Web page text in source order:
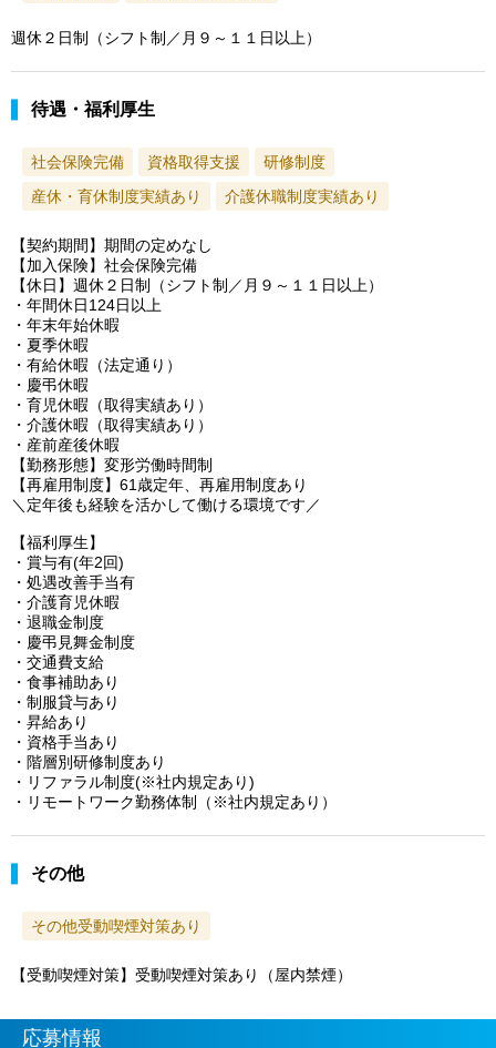
週休２日制（シフト制／月９～１１日以上）
待遇・福利厚生
社会保険完備 資格取得支援
研修制度
産休・育休制度実績あり
介護休職制度実績あり
【契約期間】期間の定めなし
【加入保険】社会保険完備
【休日】週休２日制（シフト制／月９～１１日以上）
・年間休日124日以上
・年末年始休暇
・夏季休暇
・有給休暇（法定通り）
・慶弔休暇
・育児休暇（取得実績あり）
・介護休暇（取得実績あり）
・産前産後休暇
【勤務形態】変形労働時間制
【再雇用制度】61歳定年、再雇用制度あり
＼定年後も経験を活かして働ける環境です／
【福利厚生】
・賞与有(年2回)
・処遇改善手当有
・介護育児休暇
・退職金制度
・慶弔見舞金制度
・交通費支給
・食事補助あり
・制服貸与あり
・昇給あり
・資格手当あり
・階層別研修制度あり
・リファラル制度(※社内規定あり)
・リモートワーク勤務体制（※社内規定あり）
その他
その他受動喫煙対策あり
【受動喫煙対策】受動喫煙対策あり（屋内禁煙）
応募情報